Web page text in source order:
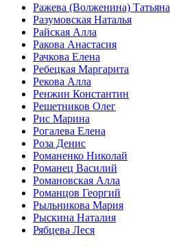
Ражева (Волженина) Татьяна
Разумовская Наталья
Райская Алла
Ракова Анастасия
Рачкова Елена
Ребецкая Маргарита
Рекова Алла
Ренжин Константин
Решетников Олег
Рис Марина
Рогалева Елена
Роза Денис
Романенко Николай
Романец Василий
Романовская Алла
Романцов Георгий
Рыльникова Мария
Рыскина Наталия
Рябцева Леся